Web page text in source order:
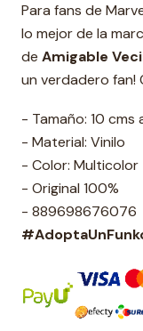
Para fans de
lo mejor de la
de Amigable
un verdadero fan!
- Tamaño: 10
- Material: Vinilo
- Color: Multicolor
- Original 100%
- 889698676076